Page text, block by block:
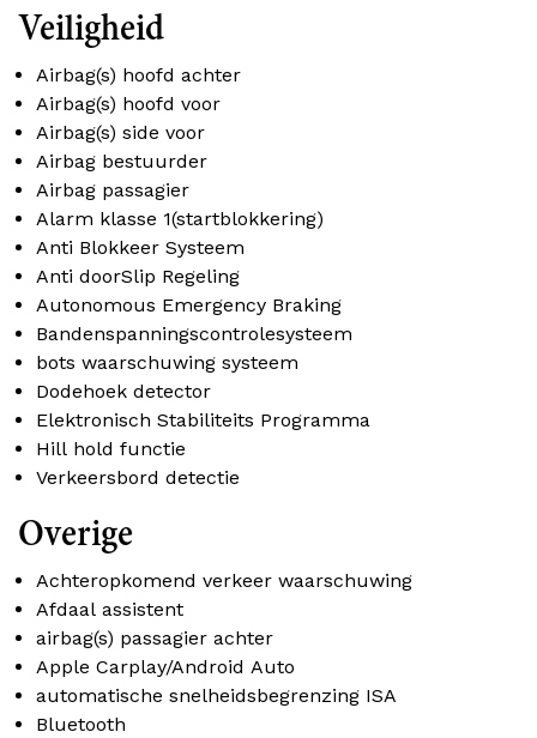
Veiligheid
Airbag(s) hoofd achter
Airbag(s) hoofd voor
Airbag(s) side voor
Airbag bestuurder
Airbag passagier
Alarm klasse 1(startblokkering)
Anti Blokkeer Systeem
Anti doorSlip Regeling
Autonomous Emergency Braking
Bandenspanningscontrolesysteem
bots waarschuwing systeem
Dodehoek detector
Elektronisch Stabiliteits Programma
Hill hold functie
Verkeersbord detectie
Overige
Achteropkomend verkeer waarschuwing
Afdaal assistent
airbag(s) passagier achter
Apple Carplay/Android Auto
automatische snelheidsbegrenzing ISA
Bluetooth